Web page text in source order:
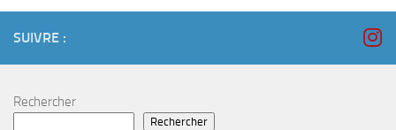
SUIVRE :
Rechercher
Rechercher